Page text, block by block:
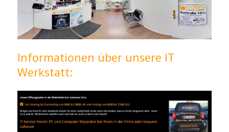
Informationen über unsere IT
Werkstatt: